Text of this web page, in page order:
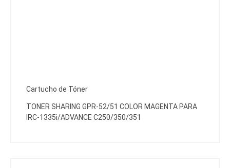
Cartucho de Tóner
TONER SHARING GPR-52/51 COLOR MAGENTA PARA
IRC-1335i/ADVANCE C250/350/351